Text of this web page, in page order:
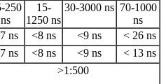
250
ns
15-
1250 ns
30-3000 ns 70-1000
ns
ns <8 ns <9 ns
< 26 ns
ns <8 ns <9 ns
< 13 ns
>1:500